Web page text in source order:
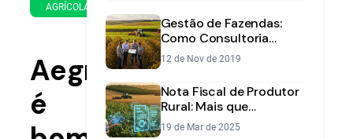
AGRÍCOLA
de
2025
leitura
Aegro
é
Gestão de Fazendas:
Como Consultoria
Reverte Perdas dos
Produtores
12 de Nov de 2019
Nota Fiscal de Produtor
Rural: Mais que
Obrigação, uma
19 de Mar de 2025